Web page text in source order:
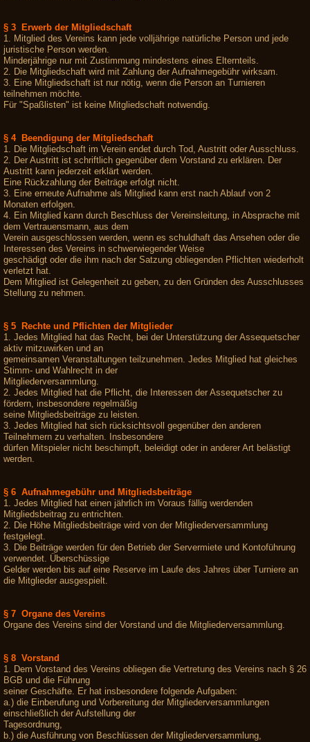
§ 3 Erwerb der Mitgliedschaft
1. Mitglied des Vereins kann jede volljährige natürliche Person und jede
juristische Person werden.
Minderjährige nur mit Zustimmung mindestens eines Elternteils.
2. Die Mitgliedschaft wird mit Zahlung der Aufnahmegebühr wirksam.
3. Eine Mitgliedschaft ist nur nötig, wenn die Person an Turnieren
teilnehmen möchte.
Für "Spaßlisten" ist keine Mitgliedschaft notwendig.
§ 4 Beendigung der Mitgliedschaft
1. Die Mitgliedschaft im Verein endet durch Tod, Austritt oder Ausschluss.
2. Der Austritt ist schriftlich gegenüber dem Vorstand zu erklären. Der
Austritt kann jederzeit erklärt werden.
Eine Rückzahlung der Beiträge erfolgt nicht.
3. Eine erneute Aufnahme als Mitglied kann erst nach Ablauf von 2
Monaten erfolgen.
4. Ein Mitglied kann durch Beschluss der Vereinsleitung, in Absprache mit
dem Vertrauensmann, aus dem
Verein ausgeschlossen werden, wenn es schuldhaft das Ansehen oder die
Interessen des Vereins in schwerwiegender Weise
geschädigt oder die ihm nach der Satzung obliegenden Pflichten wiederholt
verletzt hat.
Dem Mitglied ist Gelegenheit zu geben, zu den Gründen des Ausschlusses
Stellung zu nehmen.
§ 5 Rechte und Pflichten der Mitglieder
1. Jedes Mitglied hat das Recht, bei der Unterstützung der Assequetscher
aktiv mitzuwirken und an
gemeinsamen Veranstaltungen teilzunehmen. Jedes Mitglied hat gleiches
Stimm- und Wahlrecht in der
Mitgliederversammlung.
2. Jedes Mitglied hat die Pflicht, die Interessen der Assequetscher zu
fördern, insbesondere regelmäßig
seine Mitgliedsbeiträge zu leisten.
3. Jedes Mitglied hat sich rücksichtsvoll gegenüber den anderen
Teilnehmern zu verhalten. Insbesondere
dürfen Mitspieler nicht beschimpft, beleidigt oder in anderer Art belästigt
werden.
§ 6 Aufnahmegebühr und Mitgliedsbeiträge
1. Jedes Mitglied hat einen jährlich im Voraus fällig werdenden
Mitgliedsbeitrag zu entrichten.
2. Die Höhe Mitgliedsbeiträge wird von der Mitgliederversammlung
festgelegt.
3. Die Beiträge werden für den Betrieb der Servermiete und Kontoführung
verwendet. Überschüssige
Gelder werden bis auf eine Reserve im Laufe des Jahres über Turniere an
die Mitglieder ausgespielt.
§ 7 Organe des Vereins
Organe des Vereins sind der Vorstand und die Mitgliederversammlung.
§ 8 Vorstand
1. Dem Vorstand des Vereins obliegen die Vertretung des Vereins nach § 26
BGB und die Führung
seiner Geschäfte. Er hat insbesondere folgende Aufgaben:
a.) die Einberufung und Vorbereitung der Mitgliederversammlungen
einschließlich der Aufstellung der
Tagesordnung,
b.) die Ausführung von Beschlüssen der Mitgliederversammlung,